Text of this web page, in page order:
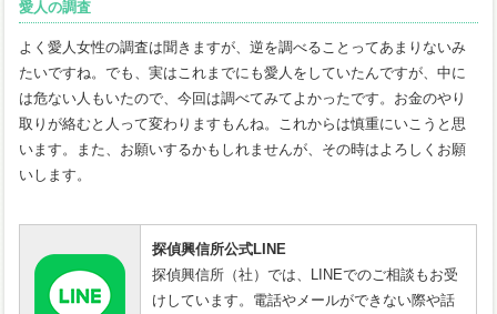
愛人の調査
よく愛人女性の調査は聞きますが、逆を調べることってあまりないみ
たいですね。でも、実はこれまでにも愛人をしていたんですが、中に
は危ない人もいたので、今回は調べてみてよかったです。お金のやり
取りが絡むと人って変わりますもんね。これからは慎重にいこうと思
います。また、お願いするかもしれませんが、その時はよろしくお願
いします。
探偵興信所公式LINE
探偵興信所（社）では、LINEでのご相談もお受
けしています。電話やメールができない際や話